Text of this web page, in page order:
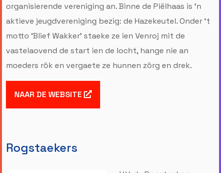
organisierende vereniging an. Binne de Piëlhaas is ‘n
aktieve jeugdvereniging bezig: de Hazekeutel. Onder ‘t
motto ‘Blief Wakker’ staeke ze ien Venroj mit de
vastelaovend de start ien de locht, hange nie an
moeders rök en vergaete ze hunnen zörg en drek.
NAAR DE WEBSITE
Rogstaekers